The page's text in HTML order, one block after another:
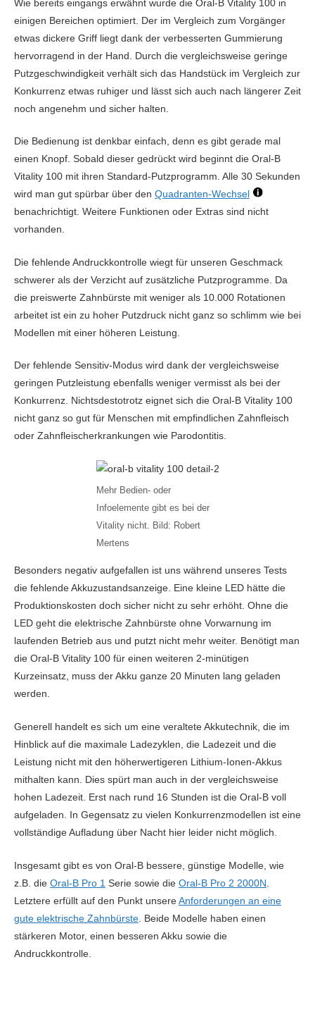
Megasonex Bürstenköpfe - 10 Stück
EUR
EUR
Emmi-Dent E4 (Platinum-Serie)
Bürstenköpfe - 4 Stück
30,00
EUR
7,50
EUR
Letztes Update:06/2022
Preis zum Zeitpunkt der Recherche auf Amazon.de bzw. offiziellen
zwischenzeitliche Änderungen möglich.
Bürstenkopf Länglich
Reinigungsprogramme 7
Funktionen
Andruckkontrolle
Timer Ja
LED Programmanzeige
Smart-Funktionen
App-Unterstützung
Wie bereits eingangs erwähnt wurde die Oral-B Vitality 100 in
einigen Bereichen optimiert. Der im Vergleich zum Vorgänger
etwas dickere Griff liegt dank der verbesserten Gummierung
hervorragend in der Hand. Durch die vergleichsweise geringe
Putzgeschwindigkeit verhält sich das Handstück im Vergleich zur
Konkurrenz etwas ruhiger und lässt sich auch nach längerer Zeit
noch angenehm und sicher halten.
Die Bedienung ist denkbar einfach, denn es gibt gerade mal
einen Knopf. Sobald dieser gedrückt wird beginnt die Oral-B
Vitality 100 mit ihren Standard-Putzprogramm. Alle 30 Sekunden
wird man gut spürbar über den Quadranten-Wechsel
benachrichtigt. Weitere Funktionen oder Extras sind nicht
vorhanden.
Die fehlende Andruckkontrolle wiegt für unseren Geschmack
schwerer als der Verzicht auf zusätzliche Putzprogramme. Da
die preiswerte Zahnbürste mit weniger als 10.000 Rotationen
arbeitet ist ein zu hoher Putzdruck nicht ganz so schlimm wie bei
Modellen mit einer höheren Leistung.
Der fehlende Sensitiv-Modus wird dank der vergleichsweise
geringen Putzleistung ebenfalls weniger vermisst als bei der
Konkurrenz. Nichtsdestotrotz eignet sich die Oral-B Vitality 100
nicht ganz so gut für Menschen mit empfindlichen Zahnfleisch
oder Zahnfleischerkrankungen wie Parodontitis.
Mehr Bedien- oder
Infoelemente gibt es bei der
Vitality nicht. Bild: Robert
Mertens
Besonders negativ aufgefallen ist uns während unseres Tests
die fehlende Akkuzustandsanzeige. Eine kleine LED hätte die
Produktionskosten doch sicher nicht zu sehr erhöht. Ohne die
LED geht die elektrische Zahnbürste ohne Vorwarnung im
laufenden Betrieb aus und putzt nicht mehr weiter. Benötigt man
die Oral-B Vitality 100 für einen weiteren 2-minütigen
Kurzeinsatz, muss der Akku ganze 20 Minuten lang geladen
werden.
Generell handelt es sich um eine veraltete Akkutechnik, die im
Hinblick auf die maximale Ladezyklen, die Ladezeit und die
Leistung nicht mit den höherwertigeren Lithium-Ionen-Akkus
mithalten kann. Dies spürt man auch in der vergleichsweise
hohen Ladezeit. Erst nach rund 16 Stunden ist die Oral-B voll
aufgeladen. In Gegensatz zu vielen Konkurrenzmodellen ist eine
vollständige Aufladung über Nacht hier leider nicht möglich.
Insgesamt gibt es von Oral-B bessere, günstige Modelle, wie
z.B. die Oral-B Pro 1 Serie sowie die Oral-B Pro 2 2000N
Letztere erfüllt auf den Punkt unsereAnforderungen an eine
gute elektrische Zahnbürste . Beide Modelle haben einen
stärkeren Motor, einen besseren Akku sowie die
Andruckkontrolle.